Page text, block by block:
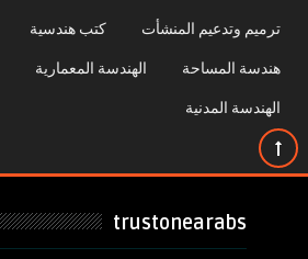
ترميم وتدعيم المنشأت كتب هندسية
هندسة المساحة الهندسة المعمارية
الهندسة المدنية
trustonearabs